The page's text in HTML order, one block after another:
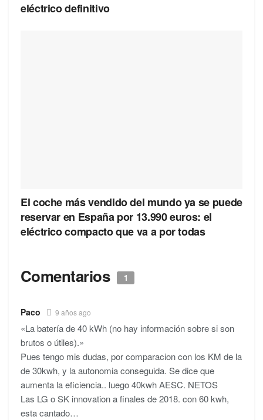
eléctrico definitivo
El coche más vendido del mundo ya se puede
reservar en España por 13.990 euros: el
eléctrico compacto que va a por todas
Comentarios 1
Paco 9 años ago
«La batería de 40 kWh (no hay información sobre si son
brutos o útiles).»
Pues tengo mis dudas, por comparacion con los KM de la
de 30kwh, y la autonomia conseguida. Se dice que
aumenta la eficiencia.. luego 40kwh AESC. NETOS
Las LG o SK innovation a finales de 2018. con 60 kwh,
esta cantado…